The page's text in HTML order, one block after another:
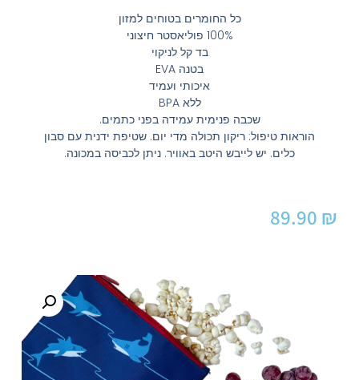
כל החומרים בטוחים למזון
100% פוליאסטר חיצוני
בד קל לניקוי
בטנה EVA
איכותי ועמיד
ללא BPA
שכבה פנימית עמידה בפני כתמים.
הוראות טיפול: ריקון תכולה מדי יום. שטיפת ידנית עם סבון
כלים. יש לייבש היטב באוויר. ניתן לכביסה במכונה.
89.90 ₪